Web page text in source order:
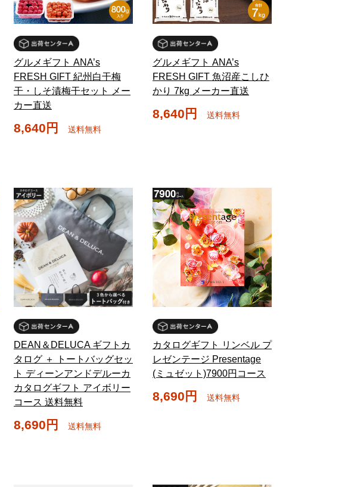
グルメギフト ANA’s
FRESH GIFT 紀州白干梅
干・しそ漬梅干セット メー
カー直送
8,640円 送料無料
グルメギフト ANA’s
FRESH GIFT 魚沼産こしひ
かり 7kg メーカー直送
8,640円 送料無料
DEAN＆DELUCA ギフトカ
タログ ＋ トートバッグセッ
ト ディーンアンドデルーカ
カタログギフト アイボリー
コース 送料無料
8,690円 送料無料
カタログギフト リンベル プ
レゼンテージ Presentage
(ミュゼット)7900円コース
8,690円 送料無料